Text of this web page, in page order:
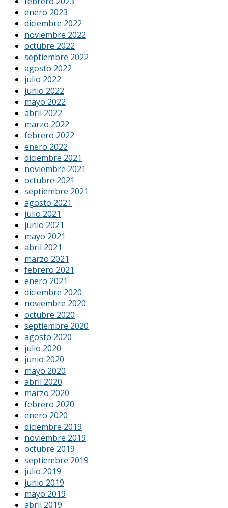
enero 2023
diciembre 2022
noviembre 2022
octubre 2022
septiembre 2022
agosto 2022
julio 2022
junio 2022
mayo 2022
abril 2022
marzo 2022
febrero 2022
enero 2022
diciembre 2021
noviembre 2021
octubre 2021
septiembre 2021
agosto 2021
julio 2021
junio 2021
mayo 2021
abril 2021
marzo 2021
febrero 2021
enero 2021
diciembre 2020
noviembre 2020
octubre 2020
septiembre 2020
agosto 2020
julio 2020
junio 2020
mayo 2020
abril 2020
marzo 2020
febrero 2020
enero 2020
diciembre 2019
noviembre 2019
octubre 2019
septiembre 2019
julio 2019
junio 2019
mayo 2019
abril 2019